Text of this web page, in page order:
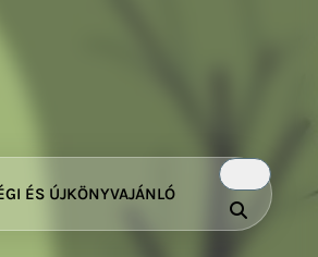
ÉS ÚJKÖNYVAJÁNLÓ